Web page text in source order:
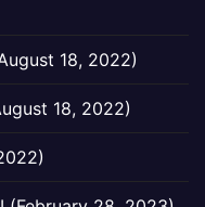
18, 2022)
18, 2022)